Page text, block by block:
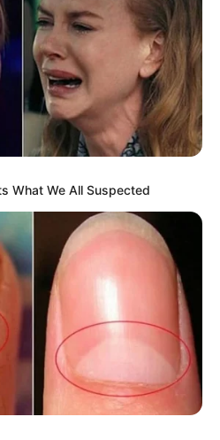
What We All Suspected